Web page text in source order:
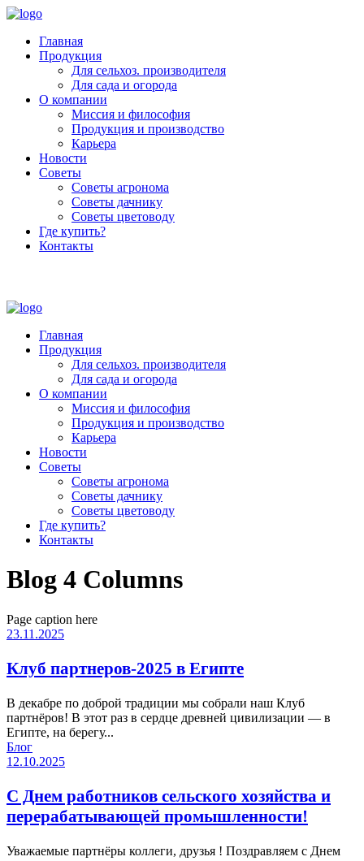
Главная
Продукция
Для сельхоз. производителя
Для сада и огорода
О компании
Миссия и философия
Продукция и производство
Карьера
Новости
Советы
Советы агронома
Советы дачнику
Советы цветоводу
Где купить?
Контакты
Главная
Продукция
Для сельхоз. производителя
Для сада и огорода
О компании
Миссия и философия
Продукция и производство
Карьера
Новости
Советы
Советы агронома
Советы дачнику
Советы цветоводу
Где купить?
Контакты
Blog 4 Columns
Page caption here
23.11.2025
Клуб партнеров-2025 в Египте
В декабре по доброй традиции мы собрали наш Клуб
партнёров! В этот раз в сердце древней цивилизации — в
Египте, на берегу...
Блог
12.10.2025
С Днем работников сельского хозяйства и
перерабатывающей промышленности!
Уважаемые партнёры коллеги, друзья ! Поздравляем с Днем